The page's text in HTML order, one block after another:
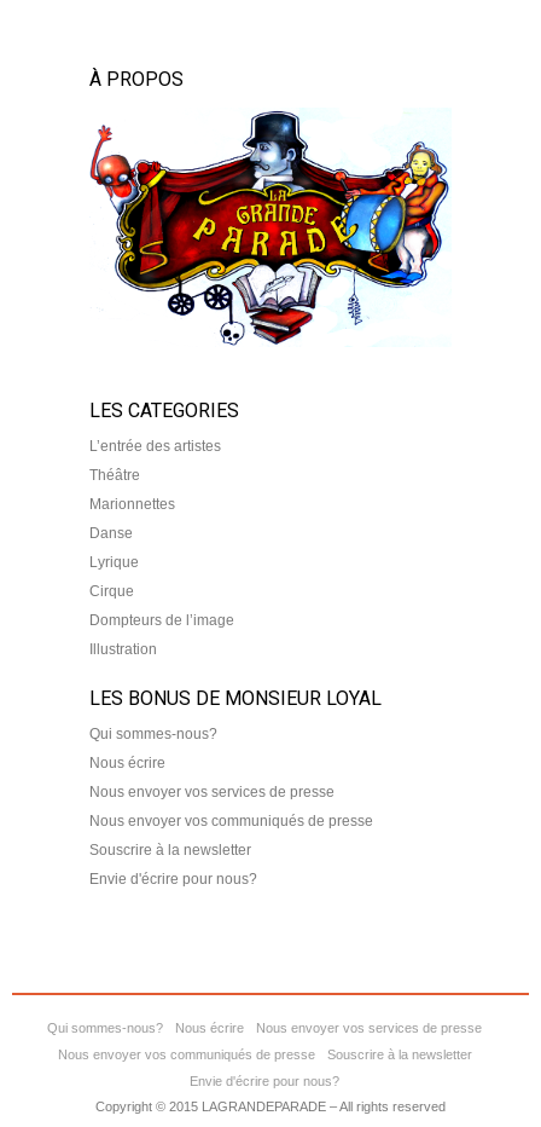
À PROPOS
LES CATEGORIES
L’entrée des artistes
Théâtre
Marionnettes
Danse
Lyrique
Cirque
Dompteurs de l’image
Illustration
LES BONUS DE MONSIEUR LOYAL
Qui sommes-nous?
Nous écrire
Nous envoyer vos services de presse
Nous envoyer vos communiqués de presse
Souscrire à la newsletter
Envie d'écrire pour nous?
Qui sommes-nous? Nous écrire
Nous envoyer vos services de presse
Nous envoyer vos communiqués de presse
Souscrire à la newsletter
Envie d'écrire pour nous?
Copyright © 2015 LAGRANDEPARADE – All rights reserved